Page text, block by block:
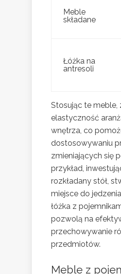
Meble
składane
Łóżka na
antresoli
Stosując te meble,
elastyczność
wnętrza, co
dostosowywaniu
zmieniających się
przykład,
rozkładany stół,
miejsce do
łóżka z
pozwolą na
przechowywanie
przedmiotów.
Meble z